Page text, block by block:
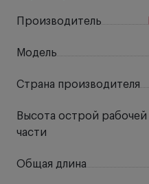
Производитель
Модель
Страна производителя
Высота острой рабочей
части
Общая длина